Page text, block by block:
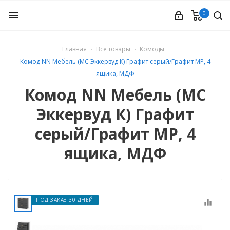
menu 0
Главная Все товары
Комоды
Комод NN Мебель (МС Эккервуд К) Графит серый/Графит МР, 4
ящика, МДФ
Комод NN Мебель (МС
Эккервуд К) Графит
серый/Графит МР, 4
ящика, МДФ
ПОД ЗАКАЗ 30 ДНЕЙ equalizer